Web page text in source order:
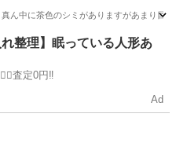
ん中に茶色のシミがありますがあまり目
れ整理】眠っている人形あ
査定0円‼️
Ad